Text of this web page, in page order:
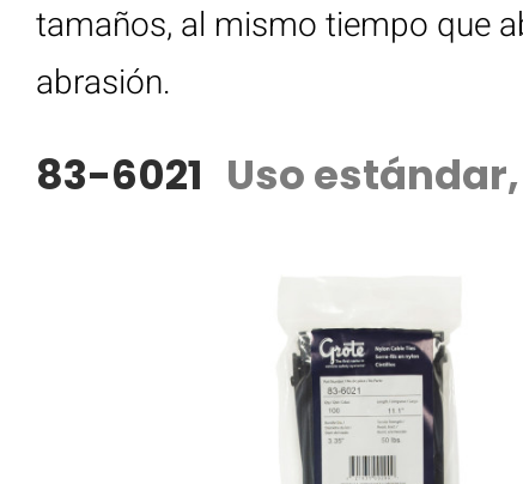
tamaños, al mismo tiempo que
abrasión.
83-6021 Uso estándar,